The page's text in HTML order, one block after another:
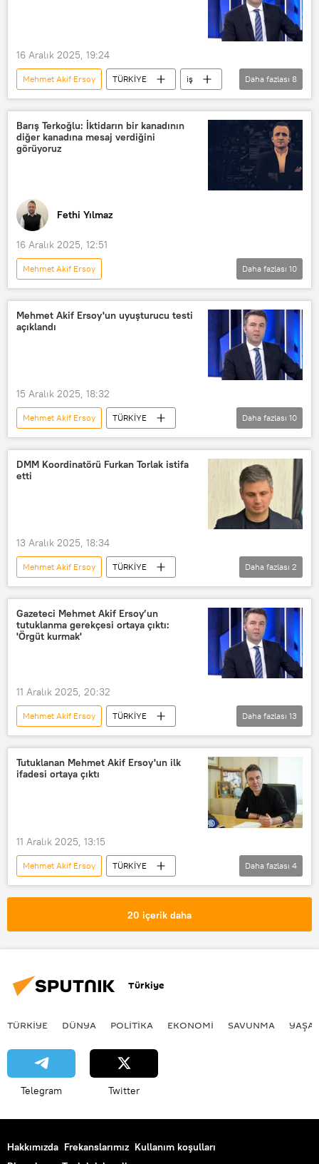
16 Aralık 2025, 19:24
Mehmet Akif Ersoy TÜRKİYE
iş
iş yeri
iş dünyası
Taciz
Cinsel taciz
Kadına yönelik taciz
Sözlü taciz
Uyuşturucu
Daha fazlası 8
Barış Terkoğlu: İktidarın bir kanadının
diğer kanadına mesaj verdiğini
görüyoruz
Fethi Yılmaz
16 Aralık 2025, 12:51
Mehmet Akif Ersoy
FETHİ YILMAZ’LA YAZI-YORUM
Türkiye
Haberler
Barış Terkoğlu
Daha fazlası 10
Mehmet Akif Ersoy'un uyuşturucu testi
açıklandı
15 Aralık 2025, 18:32
Mehmet Akif Ersoy
TÜRKİYE
Burak Doğan
Yeni Şafak
Uyuşturucu
Uyuşturucuyla mücadele
Uyuşturucu satıcısı
Uyuşturucu Ticareti
Uyuşturucu çetesi
uyuşturucu kullanmaya özendirme
Daha fazlası 10
DMM Koordinatörü Furkan Torlak istifa
etti
13 Aralık 2025, 18:34
Mehmet Akif Ersoy
TÜRKİYE
Dezenformasyonla Mücadele Merkezi
Furkan Torlak
Daha fazlası 2
Gazeteci Mehmet Akif Ersoy’un
tutuklanma gerekçesi ortaya çıktı:
'Örgüt kurmak'
11 Aralık 2025, 20:32
Mehmet Akif Ersoy
TÜRKİYE
Türkiye
Habertürk gazetesi
Habertürk TV
Uyuşturucu
Uyuşturucu satıcısı
Uyuşturucu Ticareti
Uyuşturucu imalatı
uyuşturucu kullanmaya özendirme
suç örgütü
Daha fazlası 13
Tutuklanan Mehmet Akif Ersoy'un ilk
ifadesi ortaya çıktı
11 Aralık 2025, 13:15
Mehmet Akif Ersoy
TÜRKİYE
Tutuklanma
Uyuşturucu
Daha fazlası 4
20 içerik daha
Türkiye
TÜRKIYE DÜNYA POLİTİKA EKONOMİ SAVUNMA
Telegram Twitter
Hakkımızda Frekanslarımız Kullanım koşulları